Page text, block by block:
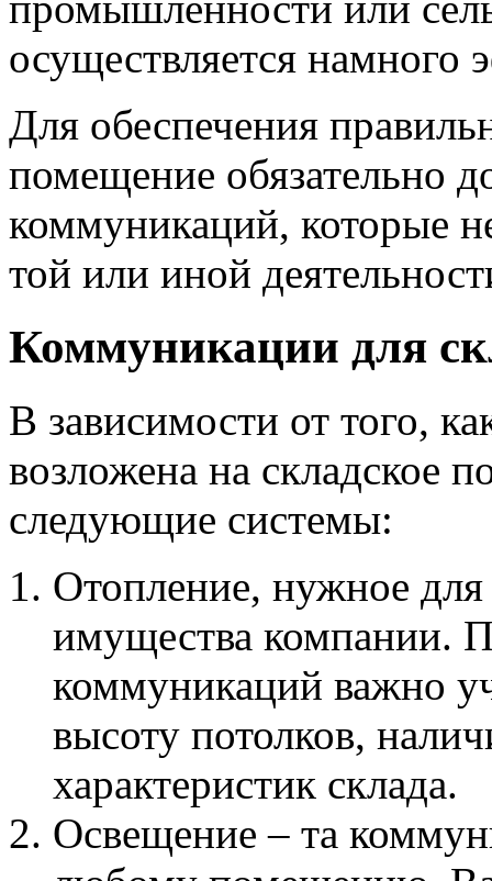
осуществляется намного
Для обеспечения
помещение обязательно
коммуникаций, которые
той или иной
Коммуникации для
В зависимости от того,
возложена на складское
следующие системы:
Отопление, нужное для
имущества компании.
коммуникаций важно
высоту потолков,
характеристик склада.
Освещение – та